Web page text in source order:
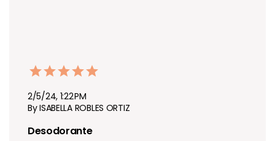
2/5/24, 1:22 PM
By ISABELLA ROBLES ORTIZ
Desodorante